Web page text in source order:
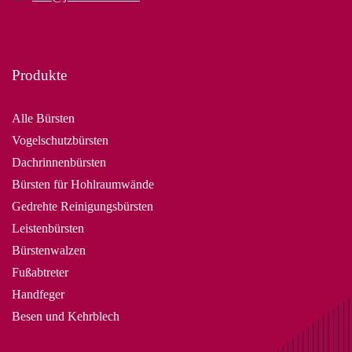
Produkte
Alle Bürsten
Vogelschutzbürsten
Dachrinnenbürsten
Bürsten für Hohlraumwände
Gedrehte Reinigungsbürsten
Leistenbürsten
Bürstenwalzen
Fußabtreter
Handfeger
Besen und Kehrblech